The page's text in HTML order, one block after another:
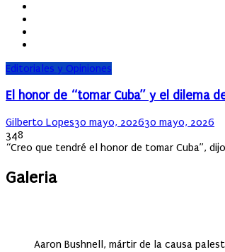
Editoriales y Opiniones
El honor de “tomar Cuba” y el dilema
Author
Gilberto LopesPosted
30 mayo, 202630 mayo, 2026
348
“Creo que tendré el honor de tomar Cuba”,
Galeria
Aaron Bushnell, mártir de la causa